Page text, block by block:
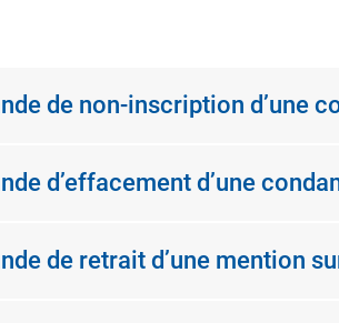
de non-inscription d’une
d’effacement d’une
de retrait d’une mention